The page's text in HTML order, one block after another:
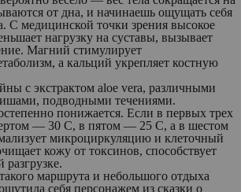
от дна, и начинаешь ощущать себя
С медицинской точки зрения высокое
нагрузку на суставы, вызывает
Магний стимулирует
а кальций укрепляет костную
с экстрактом aloe vera, различными
подводными течениями.
понижается. Если в первых трех
— 30 С, в пятом — 25 С, а в шестом
микроциркуляцию и клеточный
кожу от токсинов, способствует
маршрута и небольшого отдыха
себя персонажем из сказки о